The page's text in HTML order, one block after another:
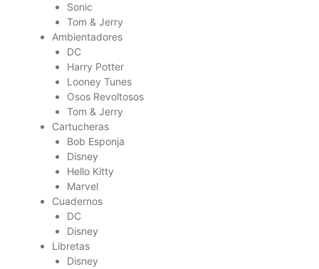
Sonic
Tom & Jerry
Ambientadores
DC
Harry Potter
Looney Tunes
Osos Revoltosos
Tom & Jerry
Cartucheras
Bob Esponja
Disney
Hello Kitty
Marvel
Cuadernos
DC
Disney
Libretas
Disney